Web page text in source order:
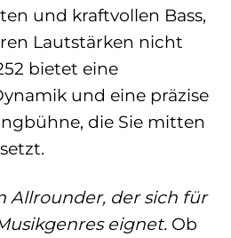
und kraftvollen Bass,
Lautstärken nicht
bietet eine
und eine präzise
die Sie mitten
Allrounder, der sich für
eignet. Ob